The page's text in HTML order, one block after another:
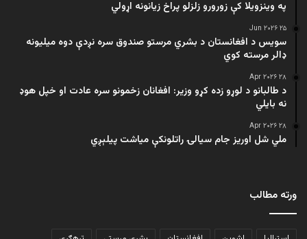
په وینزویلا کې زورورو زلزلو پراخ زیانونه اړولي
۲۵ Jun ۲۰۲۶
سویس د افغانستان د بشري مرستو صندوق سره نږدې دوه میلیونه
ډالر مرسته کوي
۲۸ Apr ۲۰۲۶
د طالبانو د لوړو زده کړو وزیر: افغانان زخمونو سره عادت او خپل هوډ
نه بایلي
۲۸ Apr ۲۰۲۶
ملي شل اوریز جام سیالۍ راتلونکې میاشت پیلېږي
ورته مطالب